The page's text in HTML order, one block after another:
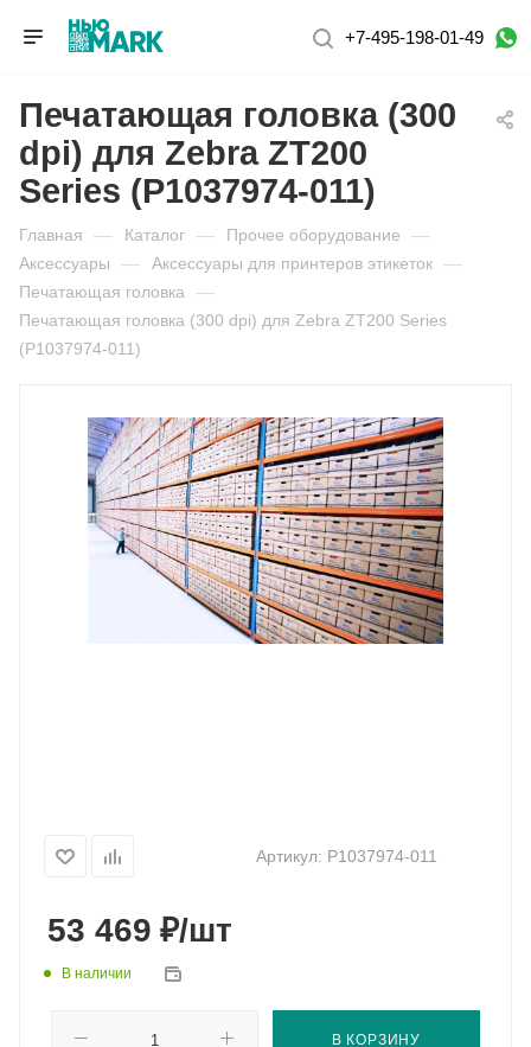
+7-495-198-01-49
Печатающая головка (300
dpi) для Zebra ZT200
Series (P1037974-011)
Главная — Каталог — Прочее оборудование —
Аксессуары — Аксессуары для принтеров этикеток —
Печатающая головка —
Печатающая головка (300 dpi) для Zebra ZT200 Series
(P1037974-011)
Артикул: P1037974-011
53 469 ₽/шт
В наличии
В КОРЗИНУ